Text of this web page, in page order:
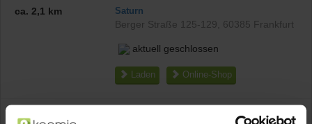
ca. 2,1 km Saturn
Berger Straße 125-129 60385 Frankfurt
aktuell geschlossen
Laden Online-Shop